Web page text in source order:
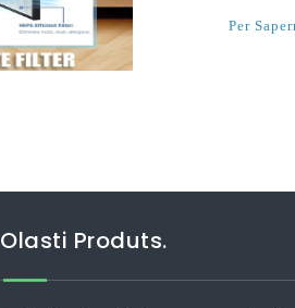
piuttosto
Per
Olasti Produts.